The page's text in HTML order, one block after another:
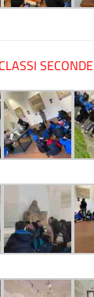
SECONDE